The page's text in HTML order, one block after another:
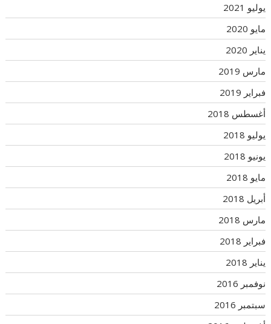
يوليو 2021
مايو 2020
يناير 2020
مارس 2019
فبراير 2019
أغسطس 2018
يوليو 2018
يونيو 2018
مايو 2018
أبريل 2018
مارس 2018
فبراير 2018
يناير 2018
نوفمبر 2016
سبتمبر 2016